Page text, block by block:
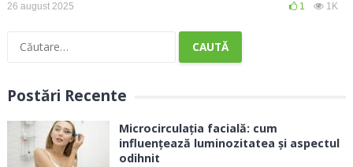
26 august 2025 1 1K
Caută
Postări Recente
Microcirculația facială: cum
influențează luminozitatea și aspectul
odihnit